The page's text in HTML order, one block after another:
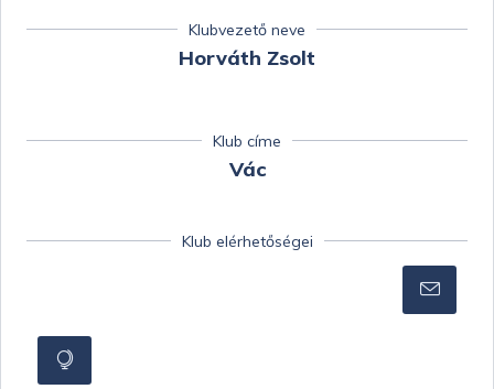
Klubvezető neve
Horváth Zsolt
Klub címe
Vác
Klub elérhetőségei